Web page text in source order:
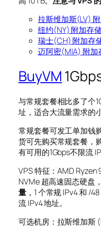
拉斯维加斯(LV)
纽约(NY) 附加存
瑞士(CH) 附加存
迈阿密(MIA) 附加
BuyVM
与常规套餐相比多了个
址，适合大流量需求的
常规套餐可发工单加钱
货可先购买常规套餐，
有可用的1Gbps不限流 IP
VPS 特征：AMD Ryzen
NVMe 超高速固态硬盘
量，1 个常规 IPv4 和 /
流 IPv4 地址。
可选机房：拉斯维加斯